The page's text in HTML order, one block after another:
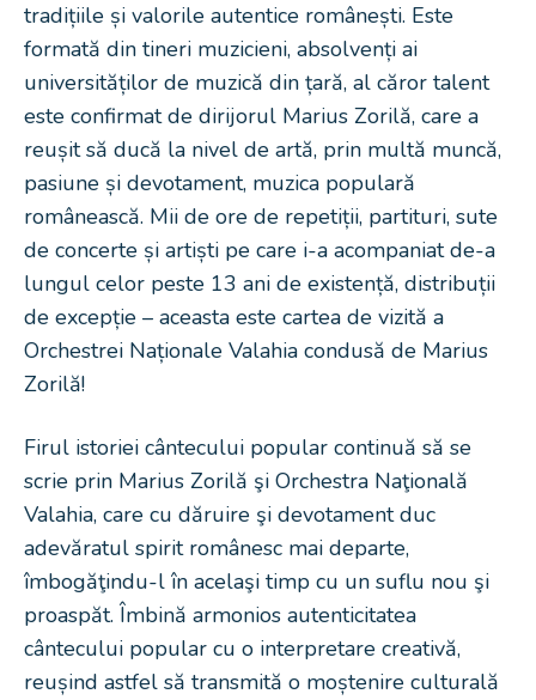
tradițiile și valorile autentice românești. Este
formată din tineri muzicieni, absolvenți ai
universităților de muzică din țară, al căror talent
este confirmat de dirijorul Marius Zorilă, care a
reușit să ducă la nivel de artă, prin multă muncă,
pasiune și devotament, muzica populară
românească. Mii de ore de repetiții, partituri, sute
de concerte și artiști pe care i-a acompaniat de-a
lungul celor peste 13 ani de existență, distribuții
de excepție – aceasta este cartea de vizită a
Orchestrei Naționale Valahia condusă de Marius
Zorilă!
Firul istoriei cântecului popular continuă să se
scrie prin Marius Zorilă şi Orchestra Naţională
Valahia, care cu dăruire şi devotament duc
adevăratul spirit românesc mai departe,
îmbogăţindu-l în acelaşi timp cu un suflu nou şi
proaspăt. Îmbină armonios autenticitatea
cântecului popular cu o interpretare creativă,
reușind astfel să transmită o moștenire culturală